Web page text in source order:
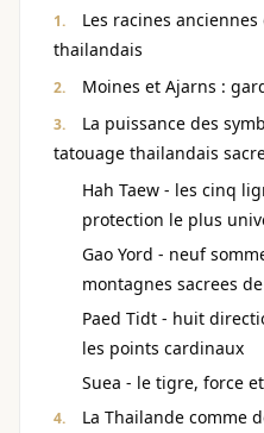
Les racines
thailandais
Moines et Ajarns :
La puissance des
tatouage thailandais
Hah Taew - les cinq
protection le plus
Gao Yord - neuf
montagnes sacrees
Paed Tidt - huit
les points cardinaux
Suea - le tigre, force
La Thailande comme